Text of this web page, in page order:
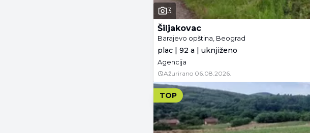
3
Šiljakovac
Barajevo opština, Beograd
plac | 92 a | uknjiženo
Agencija
Ažurirano 06.08.2026.
TOP